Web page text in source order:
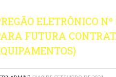
ELETRÔNICO
FUTURA